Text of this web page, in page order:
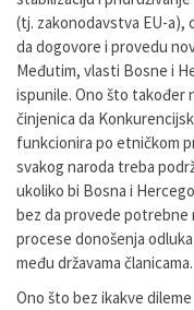
(tj. zakonodavstva EU-a),
da dogovore i provedu
Međutim, vlasti Bosne i
ispunile. Ono što također
činjenica da
funkcionira po etničkom
svakog naroda treba
ukoliko bi Bosna i
bez da provede
procese donošenja
među državama članicama.
Ono što bez ikakve